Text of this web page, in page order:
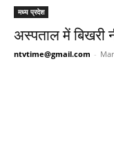
मध्य प्रदेश
अस्पताल में
ntvtime@gmail.com -